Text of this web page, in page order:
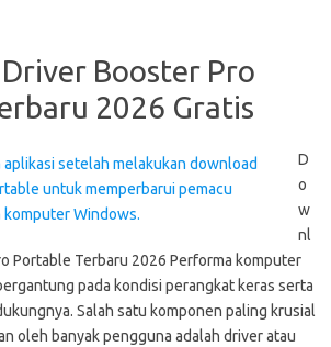
Booster Pro
2026 Gratis
D
o
w
nl
Portable Terbaru 2026 Performa komputer
pada kondisi perangkat keras serta
Salah satu komponen paling krusial
oleh banyak pengguna adalah driver atau